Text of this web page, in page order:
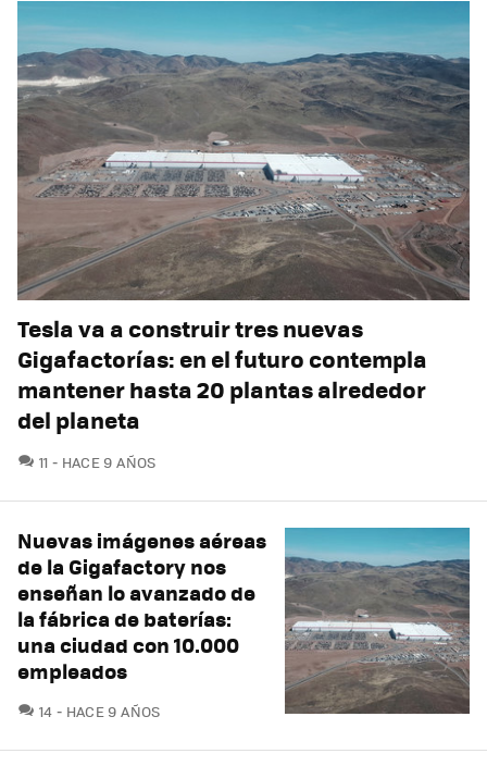
Tesla va a construir tres nuevas
Gigafactorías: en el futuro contempla
mantener hasta 20 plantas alrededor
del planeta
11 COMENTARIOS
HACE 9 AÑOS
Nuevas imágenes aéreas
de la Gigafactory nos
enseñan lo avanzado de
la fábrica de baterías:
una ciudad con 10.000
empleados
14 COMENTARIOS
HACE 9 AÑOS